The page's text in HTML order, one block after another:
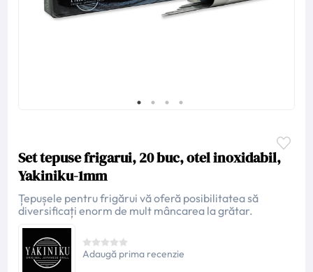
Set tepuse frigarui, 20 buc, otel inoxidabil,
Yakiniku-1mm
Țepușele pentru frigărui vă oferă posibilitatea să
diversificați enorm de mult mâncarea la grătar.
Adaugă prima recenzie